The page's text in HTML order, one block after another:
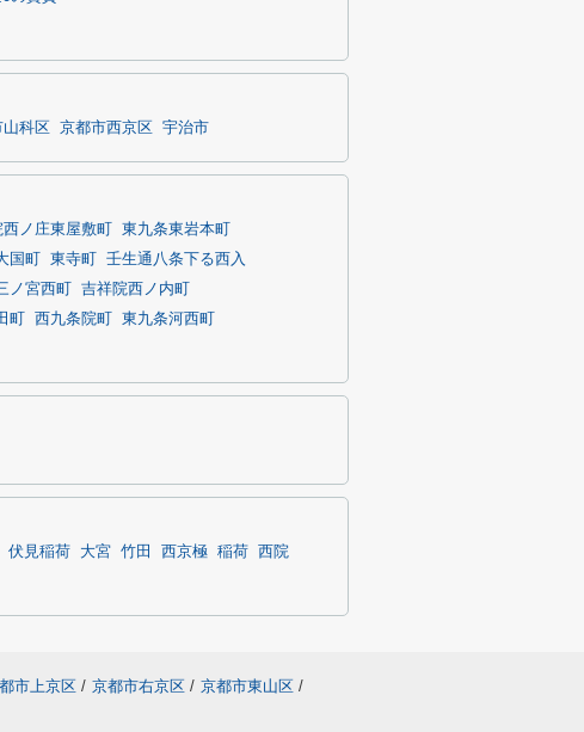
科区 京都市西京区 宇治市
ノ庄東屋敷町
東九条東岩本町
国町 東寺町
壬生通八条下る西入
ノ宮西町
吉祥院西ノ内町
町 西九条院町
東九条河西町
伏見稲荷 大宮 竹田 西京極 稲荷
西院
市上京区 / 京都市右京区 / 京都市東山区 /